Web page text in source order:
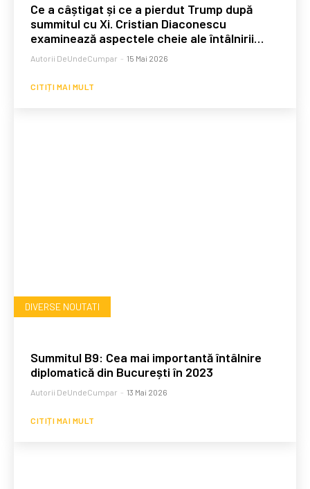
Ce a câștigat și ce a pierdut Trump după
summitul cu Xi. Cristian Diaconescu
examinează aspectele cheie ale întâlnirii…
Autorii DeUndeCumpar - 15 Mai 2026
CITIȚI MAI MULT
DIVERSE NOUTATI
Summitul B9: Cea mai importantă întâlnire
diplomatică din București în 2023
Autorii DeUndeCumpar - 13 Mai 2026
CITIȚI MAI MULT